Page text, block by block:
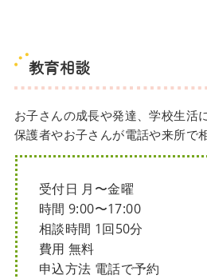
教育相談
お子さんの成長や発達、学校生活
保護者やお子さんが電話や来所で
受付日 月〜金曜
時間 9:00〜17:00
相談時間 1回50分
費用 無料
申込方法 電話で予約